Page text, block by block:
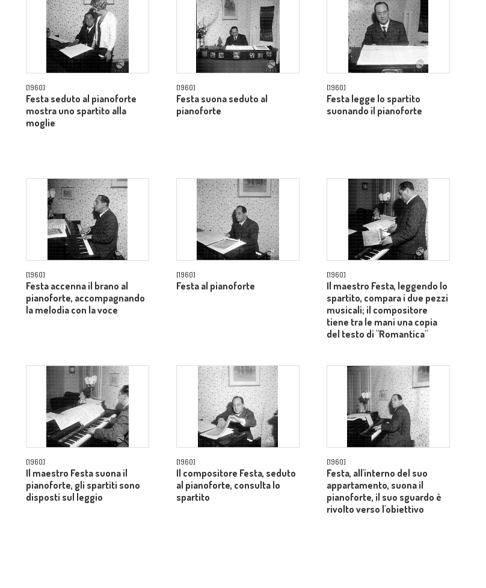
[1960]
Festa seduto al pianoforte
mostra uno spartito alla
moglie
[1960]
Festa suona seduto al
pianoforte
[1960]
Festa legge lo spartito
suonando il pianoforte
[1960]
Festa accenna il brano al
pianoforte, accompagnando
la melodia con la voce
[1960]
Festa al pianoforte
[1960]
Il maestro Festa, leggendo lo
spartito, compara i due pezzi
musicali; il compositore
tiene tra le mani una copia
del testo di "Romantica"
[1960]
Il maestro Festa suona il
pianoforte, gli spartiti sono
disposti sul leggio
[1960]
Il compositore Festa, seduto
al pianoforte, consulta lo
spartito
[1960]
Festa, all'interno del suo
appartamento, suona il
pianoforte, il suo sguardo è
rivolto verso l'obiettivo